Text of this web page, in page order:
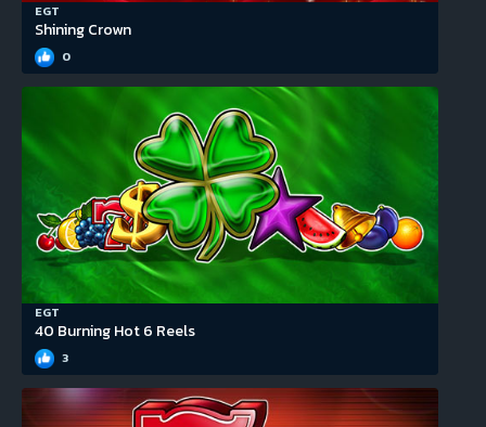
EGT
Shining Crown
0
EGT
40 Burning Hot 6 Reels
3